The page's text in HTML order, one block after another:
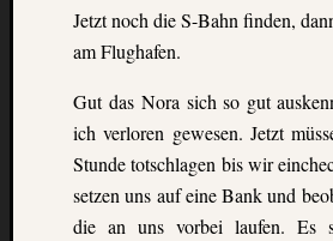
Jetzt noch die S-Bahn finden,
am Flughafen.
Gut das Nora sich so gut
ich verloren gewesen. Jetzt
Stunde totschlagen bis wir
setzen uns auf eine Bank und
die an uns vorbei laufen. Es